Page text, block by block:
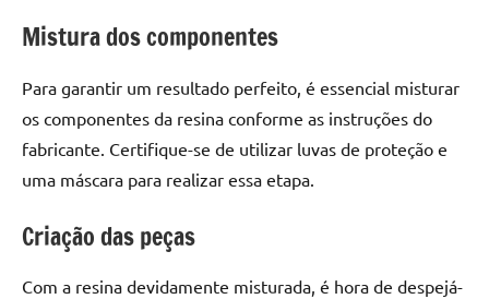
resinada
alta
qualidade,
como
River
Tables
Mistura dos componentes
Para garantir um resultado perfeito, é essencial misturar
os componentes da resina conforme as instruções do
fabricante. Certifique-se de utilizar luvas de proteção e
uma máscara para realizar essa etapa.
Criação das peças
Com a resina devidamente misturada, é hora de despejá-